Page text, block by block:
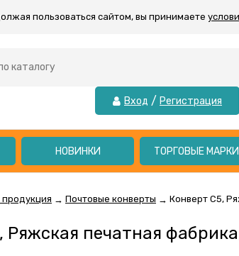
пользоваться сайтом, вы принимаете
Вход / Регистрация
НОВИНКИ ТОРГОВЫЕ МАРКИ
→ Почтовые конверты → Конверт C5,
Ряжская печатная